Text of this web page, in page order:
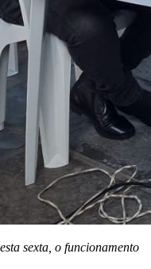
sexta, o funcionamento